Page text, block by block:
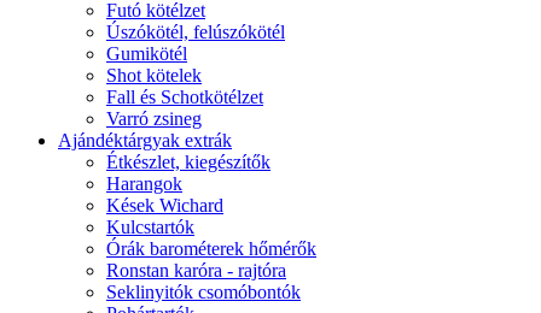
Futó kötélzet
Úszókötél, felúszókötél
Gumikötél
Shot kötelek
Fall és Schotkötélzet
Varró zsineg
Ajándéktárgyak extrák
Étkészlet, kiegészítők
Harangok
Kések Wichard
Kulcstartók
Órák barométerek hőmérők
Ronstan karóra - rajtóra
Seklinyitók csomóbontók